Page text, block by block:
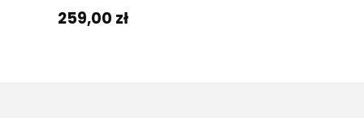
259,00 zł